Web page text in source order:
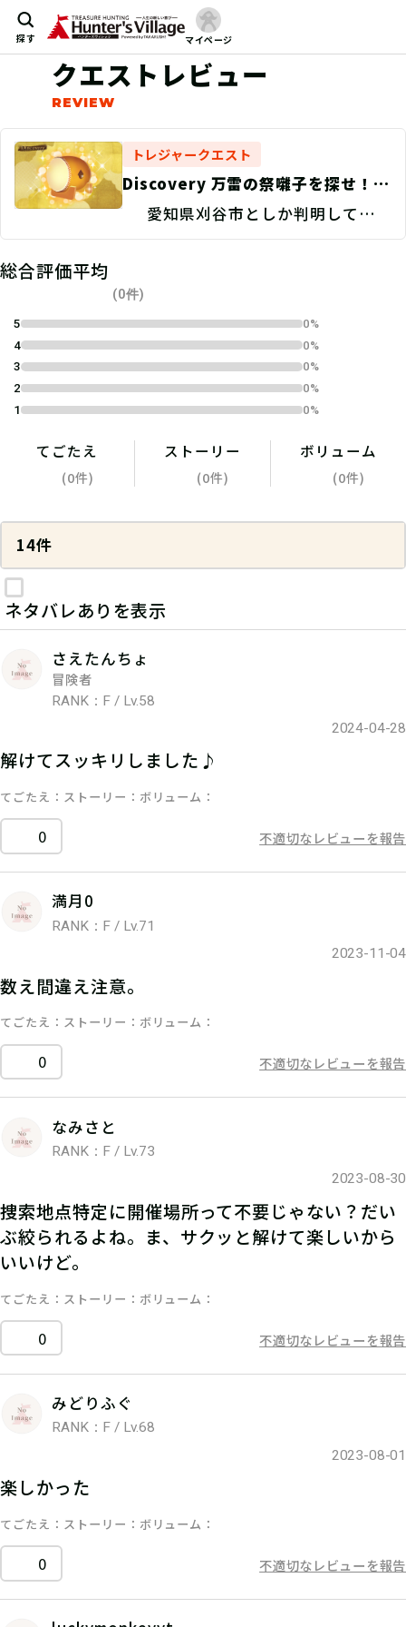
探す マイページ
クエストレビュー
トレジャークエスト
Discovery 万雷の祭囃子を探せ！/
捜索地点特定
愛知県刈谷市としか判明していな
い。
総合評価平均
(0件)
5
0%
4
0%
3
0%
2
0%
1
0%
てごたえ
(0件)
ストーリー
(0件)
ボリューム
(0件)
14件
ネタバレありを表示
さえたんちょ
冒険者
RANK：F / Lv.58
2024-04-28
解けてスッキリしました♪
てごたえ ストーリー ボリューム
0 不適切なレビューを報告
満月0
RANK：F / Lv.71
2023-11-04
数え間違え注意。
てごたえ ストーリー ボリューム
0 不適切なレビューを報告
なみさと
RANK：F / Lv.73
2023-08-30
捜索地点特定に開催場所って不要じゃない？だい
ぶ絞られるよね。ま、サクッと解けて楽しいから
いいけど。
てごたえ ストーリー ボリューム
0 不適切なレビューを報告
みどりふぐ
RANK：F / Lv.68
2023-08-01
楽しかった
てごたえ ストーリー ボリューム
0 不適切なレビューを報告